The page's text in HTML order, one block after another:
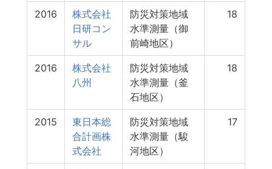
2016
株式会社
日研コン
サル
防災対策地域
水準測量（御
前崎地区）
18
2016
株式会社
八州
防災対策地域
水準測量（釜
石地区）
18
2015
東日本総
合計画株
式会社
防災対策地域
水準測量（駿
河地区）
17